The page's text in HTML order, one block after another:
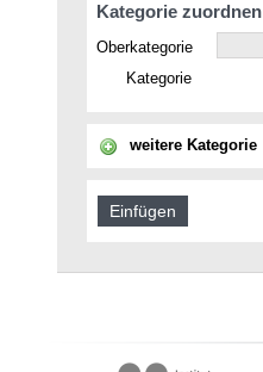
Kategorie zuordnen
Oberkategorie
Kategorie
weitere Kategorie